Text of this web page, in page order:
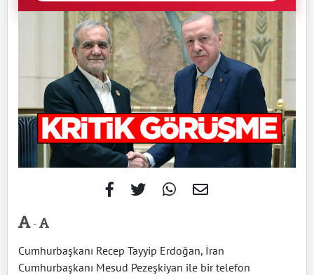
-
Cumhurbaşkanı Recep Tayyip Erdoğan, İran
Cumhurbaşkanı Mesud Pezeşkiyan ile bir telefon